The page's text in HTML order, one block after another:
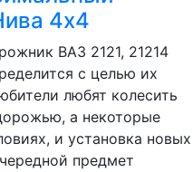
4х4
ВАЗ 2121, 21214
с целью их
любят колесить
а некоторые
и установка новых
предмет